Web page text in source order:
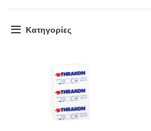
Κατηγορίες